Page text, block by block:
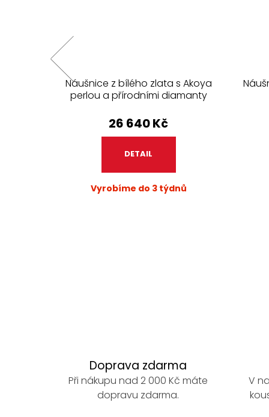
Náušnice z bílého zlata s Akoya
perlou a přírodními diamanty
26 640 Kč
DETAIL
Vyrobíme do 3 týdnů
Doprava zdarma
Při nákupu nad 2 000 Kč máte
dopravu zdarma.
V